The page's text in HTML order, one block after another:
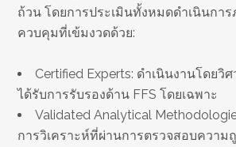
ถ้วน โดยการประเมินทั้งหมดดำเนินการ
ควบคุมที่เข้มงวดด้วย:
Certified Experts: ดำเนินงานโดยวิ
ได้รับการรับรองด้าน FFS โดยเฉพาะ
Validated Analytical
การวิเคราะห์ที่ผ่านการตรวจสอบความ